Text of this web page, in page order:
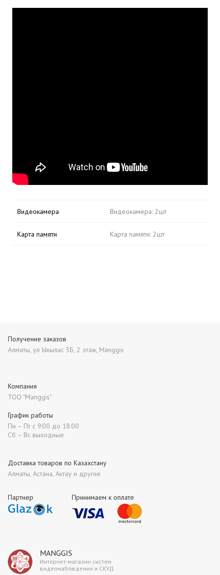
Видеокамера Видеокамера: 2шт
Карта памяти Карта памяти: 2шт
MANGGIS
Интернет-магазин систем
видеонаблюдения и СКУД
Партнер Принимаем к оплате
Получение заказов
Алматы, ул Ыкылас 3Б, 2 этаж, Manggis
Компания
ТОО "Manggis"
Доставка товаров по Казахстану
Алматы, Астана, Актау и другие
График работы
Пн – Пт с 9:00 до 18:00
Сб – Вс выходные